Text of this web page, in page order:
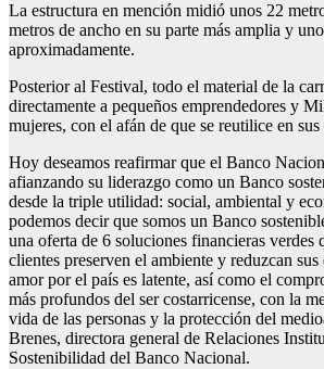
La estructura en mención midió unos 22
metros de ancho en su parte más amplia y
aproximadamente.
Posterior al Festival, todo el material de la
directamente a pequeños emprendedores y
mujeres, con el afán de que se reutilice en
Hoy deseamos reafirmar que el Banco
afianzando su liderazgo como un Banco
desde la triple utilidad: social, ambiental y
podemos decir que somos un Banco
una oferta de 6 soluciones financieras verdes
clientes preserven el ambiente y reduzcan
amor por el país es latente, así como el
más profundos del ser costarricense, con la
vida de las personas y la protección del
Brenes, directora general de Relaciones
Sostenibilidad del Banco Nacional.